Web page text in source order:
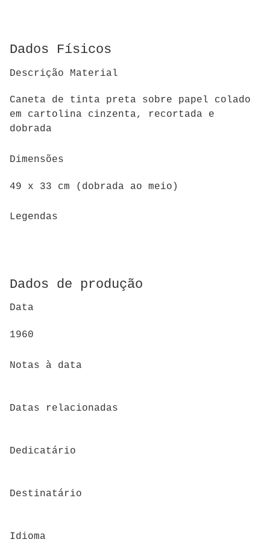
Dados Físicos
Descrição Material
Caneta de tinta preta sobre papel colado
em cartolina cinzenta, recortada e
dobrada
Dimensões
49 x 33 cm (dobrada ao meio)
Legendas
Dados de produção
Data
1960
Notas à data
Datas relacionadas
Dedicatário
Destinatário
Idioma